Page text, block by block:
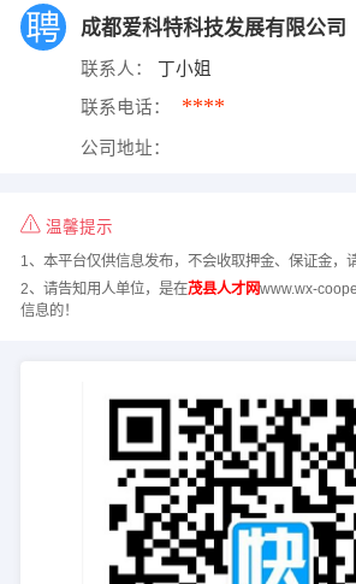
成都爱科特科技发展有限公司
联系人： 丁小姐
联系电话： ****
公司地址：
温馨提示
1、本平台仅供信息发布，不会收取押金、保证金，
2、请告知用人单位，是在茂县人才网www.wx-
信息的！